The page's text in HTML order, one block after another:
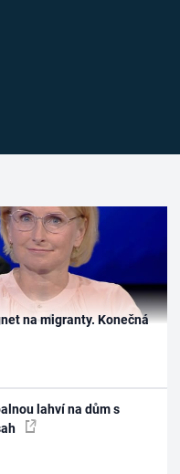
na migranty. Konečná
lahví na dům s